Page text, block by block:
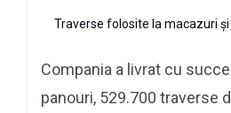
Traverse folosite la macazuri
Compania a livrat cu
panouri, 529.700 traverse